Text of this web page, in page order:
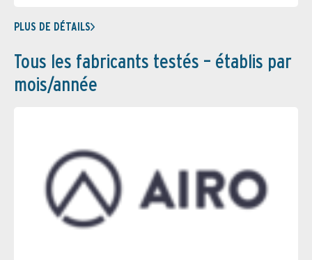
PLUS DE DÉTAILS
Tous les fabricants testés – établis par
mois/année